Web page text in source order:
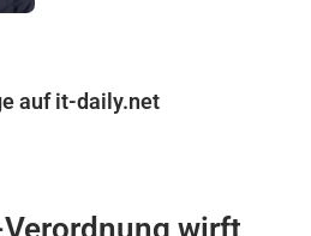
auf it-daily.net